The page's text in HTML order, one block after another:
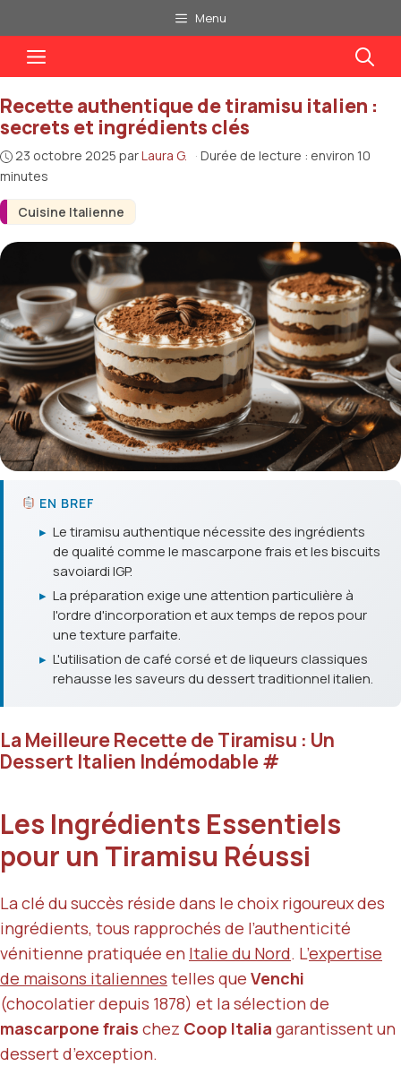
au
contenu
Menu
Menu
Cuisine Italienne
Recette authentique de tiramisu italien :
secrets et ingrédients clés
23 octobre 2025 parLaura G. · Durée de lecture : environ 10
minutes
EN BREF
▸ Le tiramisu authentique nécessite des ingrédients
de qualité comme le mascarpone frais et les biscuits
savoiardi IGP.
▸ La préparation exige une attention particulière à
l'ordre d'incorporation et aux temps de repos pour
une texture parfaite.
▸ L'utilisation de café corsé et de liqueurs classiques
rehausse les saveurs du dessert traditionnel italien.
La Meilleure Recette de Tiramisu : Un
Dessert Italien Indémodable#
Les Ingrédients Essentiels
pour un Tiramisu Réussi
La clé du succès réside dans le choix rigoureux des
ingrédients, tous rapprochés de l’authenticité
vénitienne pratiquée en Italie du Nord. L’expertise
de maisons italiennes telles que Venchi
(chocolatier depuis 1878) et la sélection de
mascarpone frais chez Coop Italia garantissent un
dessert d’exception.